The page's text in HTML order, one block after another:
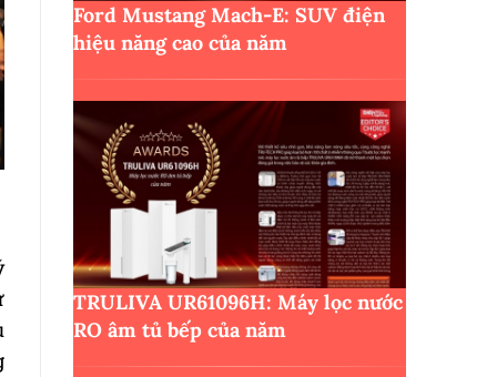
Ford Mustang Mach-E: SUV điện
hiệu năng cao của năm
TRULIVA UR61096H: Máy lọc nước
RO âm tủ bếp của năm